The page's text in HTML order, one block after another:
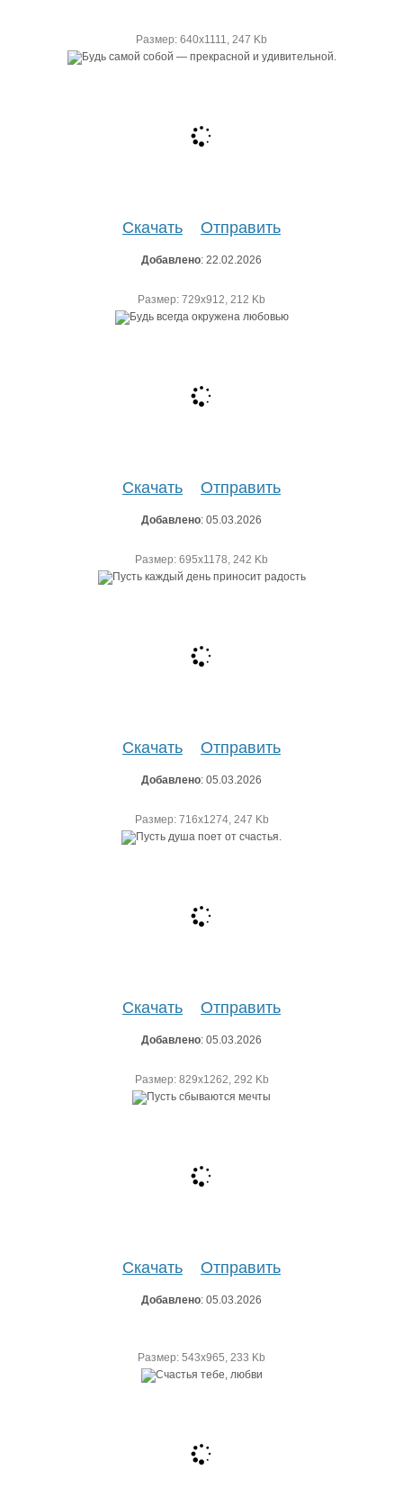
Размер: 640х1111, 247 Kb
Скачать Отправить
Добавлено: 22.02.2026
Размер: 729х912, 212 Kb
Скачать Отправить
Добавлено: 05.03.2026
Размер: 695х1178, 242 Kb
Скачать Отправить
Добавлено: 05.03.2026
Размер: 716х1274, 247 Kb
Скачать Отправить
Добавлено: 05.03.2026
Размер: 829х1262, 292 Kb
Скачать Отправить
Добавлено: 05.03.2026
Размер: 543х965, 233 Kb